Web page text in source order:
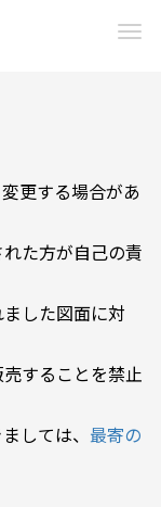
更する場合があ
た方が自己の責
した図面に対
することを禁止
しては、 最寄の